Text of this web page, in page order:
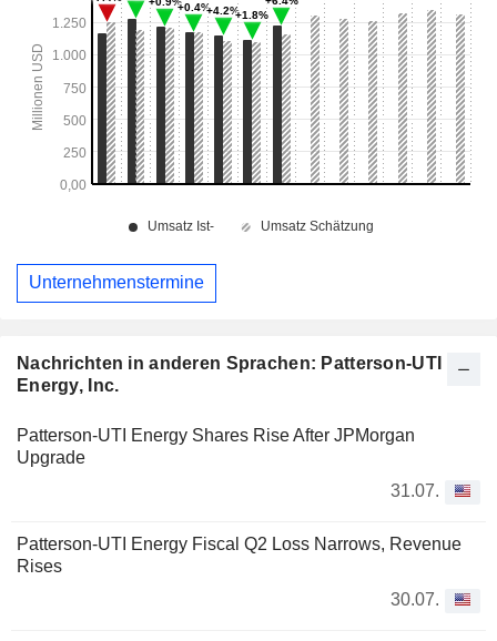
Nachrichten in anderen Sprachen: Patterson-UTI
Energy, Inc.
Patterson-UTI Energy Shares Rise After JPMorgan
Upgrade
31.07.
Patterson-UTI Energy Fiscal Q2 Loss Narrows, Revenue
Rises
30.07.
Unternehmenstermine